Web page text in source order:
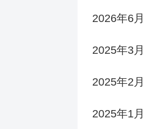
2026年6月
2025年3月
2025年2月
2025年1月